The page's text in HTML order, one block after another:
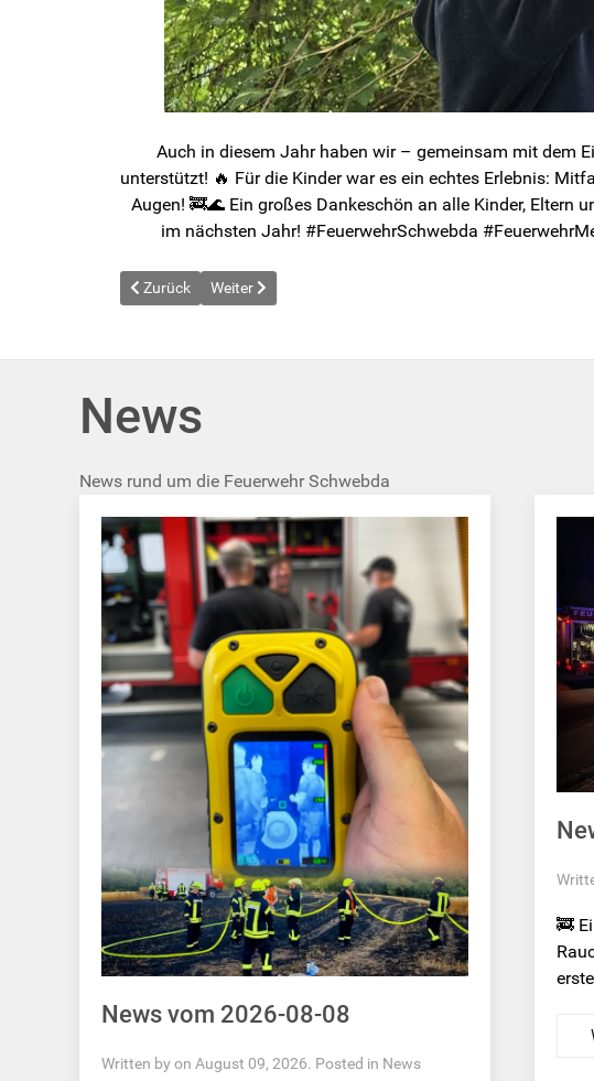
Auch in diesem Jahr haben wir – gemeinsam mit dem
unterstützt! 🔥 Für die Kinder war es ein echtes Erlebnis:
Augen! 🚒🌊 Ein großes Dankeschön an alle Kinder, Eltern
im nächsten Jahr! #FeuerwehrSchwebda
Vorheriger Beitrag: News vom 2025-06-27
Zurück Nächster Beitrag: News vom 2025-08-14
Weiter
News
News rund um die Feuerwehr Schwebda
News vom 2026-08-08
Written by on August 09, 2026. Posted in News
🚒